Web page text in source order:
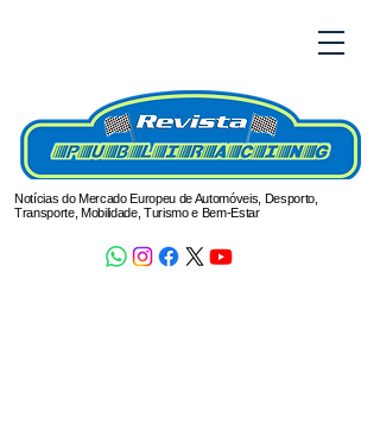
Notícias do Mercado Europeu de Automóveis, Desporto,
Transporte, Mobilidade, Turismo e Bem-Estar